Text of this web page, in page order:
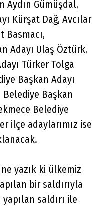
Aydın Gümüşdal,
Kürşat Dağ, Avcılar
Basmacı,
Adayı Ulaş Öztürk,
Türker Tolga
Başkan Adayı
Belediye Başkan
Belediye
ilçe adaylarımız ise
yazık ki ülkemiz
bir saldırıyla
saldırı ile